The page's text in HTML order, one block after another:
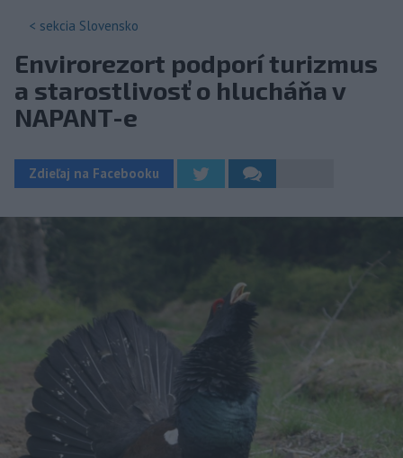
< sekcia Slovensko
Envirorezort podporí turizmus
a starostlivosť o hlucháňa v
NAPANT-e
Zdieľaj na Facebooku